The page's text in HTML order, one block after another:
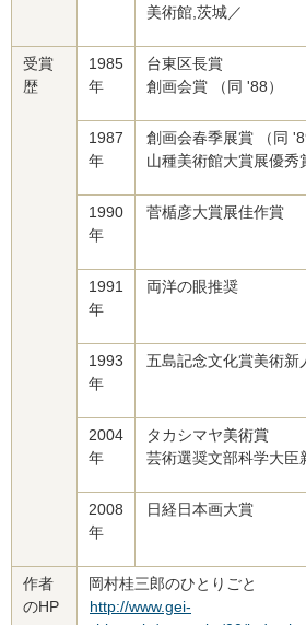
美術館,茨城／
受賞
歴
1985
年
台東区長賞
創画会賞 （同 '88）
1987
年
創画会春季展賞 （同
山種美術館大賞展優秀
1990
年
菅楯彦大賞展佳作賞
1991
年
両洋の眼推奨
1993
年
五島記念文化賞美術新
2004
年
タカシマヤ美術賞
芸術選奨文部科学大臣
2008
年
日経日本画大賞
作者
のHP
岡村桂三郎のひとりごと
http://www.gei-